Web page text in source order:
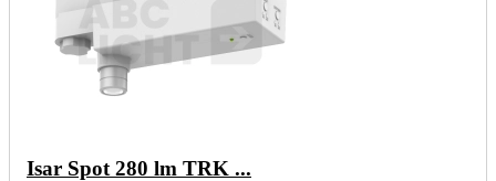
Isar Spot 280 lm TRK ...